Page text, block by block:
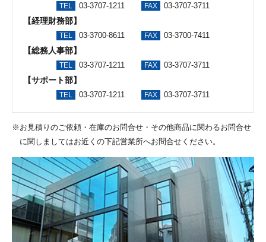
TEL 03-3707-1211 FAX 03-3707-3711
【経理財務部】
TEL 03-3700-8611 FAX 03-3700-7411
【総務人事部】
TEL 03-3707-1211 FAX 03-3707-3711
【サポート部】
TEL 03-3707-1211 FAX 03-3707-3711
お見積りのご依頼・在庫のお問合せ・その他商品に関わるお問合せ
に関しましてはお近くの下記営業所へお問合せください。